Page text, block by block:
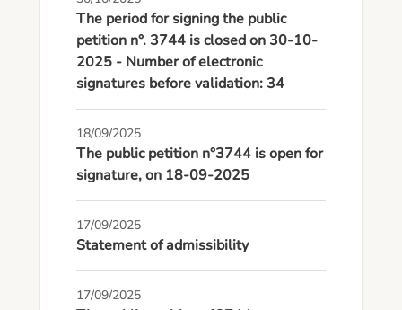
The period for signing the public
petition n°. 3744 is closed on 30-10-
2025 - Number of electronic
signatures before validation: 34
18/09/2025
The public petition n°3744 is open for
signature, on 18-09-2025
17/09/2025
Statement of admissibility
17/09/2025